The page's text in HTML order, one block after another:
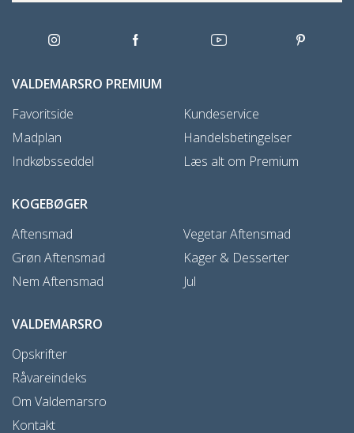
VALDEMARSRO PREMIUM
Favoritside
Madplan
Indkøbsseddel
Kundeservice
Handelsbetingelser
Læs alt om Premium
KOGEBØGER
Aftensmad
Grøn Aftensmad
Nem Aftensmad
Vegetar Aftensmad
Kager & Desserter
Jul
VALDEMARSRO
Opskrifter
Råvareindeks
Om Valdemarsro
Kontakt